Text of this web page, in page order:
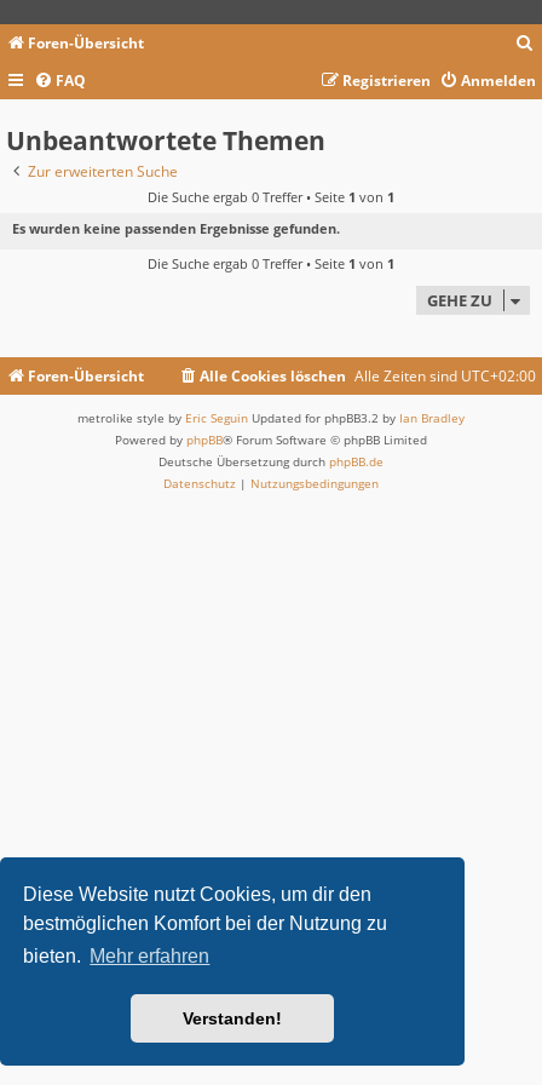
Diese Website nutzt Cookies, um dir den
bestmöglichen Komfort bei der Nutzung zu
bieten. Mehr erfahren
Verstanden!
Foren-Übersicht
c
FAQ Anmelden
Registrieren
Unbeantwortete Themen
Zur erweiterten Suche
Die Suche ergab 0 Treffer • Seite 1 von 1
Es wurden keine passenden Ergebnisse gefunden.
Die Suche ergab 0 Treffer • Seite 1 von 1
GEHE ZU
Foren-Übersicht Alle Zeiten sind UTC+02:00
Alle Cookies löschen
metrolike style by Eric Seguin Updated for phpBB3.2 by Ian Bradley
Powered by phpBB® Forum Software © phpBB Limited
Deutsche Übersetzung durch phpBB.de
Datenschutz | Nutzungsbedingungen